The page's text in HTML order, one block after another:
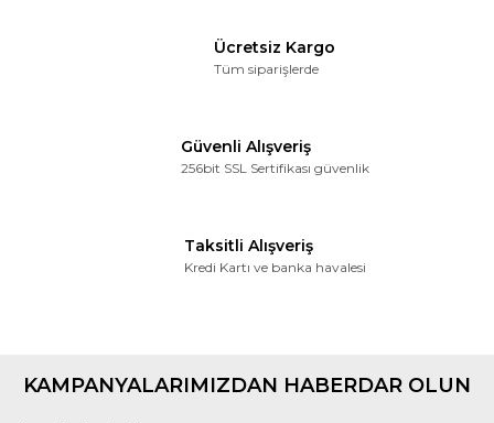
Ücretsiz Kargo
Tüm siparişlerde
Güvenli Alışveriş
256bit SSL Sertifikası güvenlik
Taksitli Alışveriş
Kredi Kartı ve banka havalesi
KAMPANYALARIMIZDAN HABERDAR OLUN